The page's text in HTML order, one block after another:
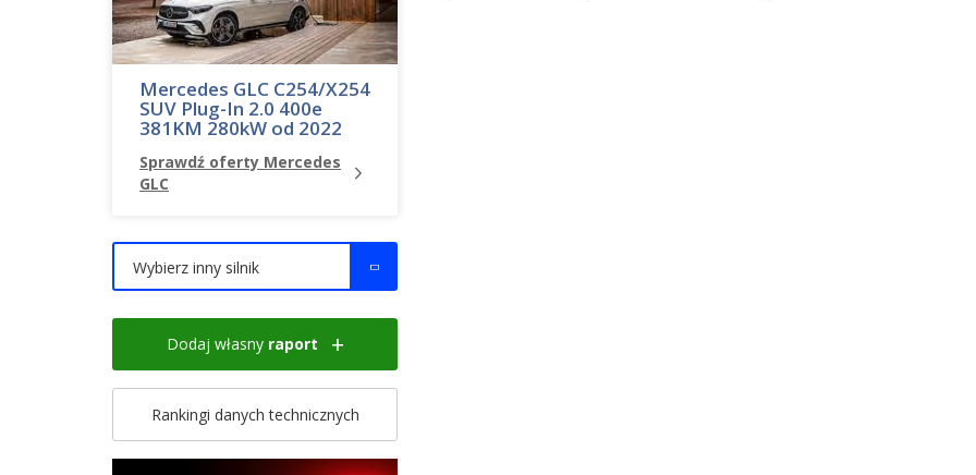
Mercedes GLC C254/X254
SUV Plug-In 2.0 400e
381KM 280kW od 2022
Sprawdź oferty Mercedes
GLC
Wybierz inny silnik
Dodaj własny raport
Rankingi danych technicznych